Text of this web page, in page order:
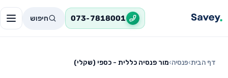
073-7818001 חיפוש
דף הבית›פנסיה›מור פנסיה כללית - כספי (שקלי)